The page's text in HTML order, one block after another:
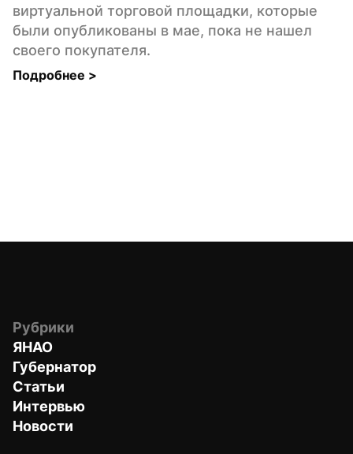
виртуальной торговой площадки, которые
были опубликованы в мае, пока не нашел
своего покупателя.
Подробнее >
Рубрики
ЯНАО
Губернатор
Статьи
Интервью
Новости